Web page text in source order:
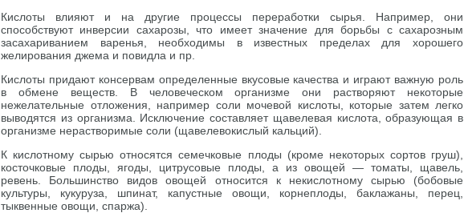
Кислоты влияют и на другие процессы переработки сырья. Например, они
способствуют инверсии сахарозы, что имеет значение для борьбы с сахарозным
засахариванием варенья, необходимы в известных пределах для хорошего
желирования джема и повидла и пр.
Кислоты придают консервам определенные вкусовые качества и играют важную роль
в обмене веществ. В человеческом организме они растворяют некоторые
нежелательные отложения, например соли мочевой кислоты, которые затем легко
выводятся из организма. Исключение составляет щавелевая кислота, образующая в
организме нерастворимые соли (щавелевокислый кальций).
К кислотному сырью относятся семечковые плоды (кроме некоторых сортов груш),
косточковые плоды, ягоды, цитрусовые плоды, а из овощей — томаты, щавель,
ревень. Большинство видов овощей относится к некислотному сырью (бобовые
культуры, кукуруза, шпинат, капустные овощи, корнеплоды, баклажаны, перец,
тыквенные овощи, спаржа).